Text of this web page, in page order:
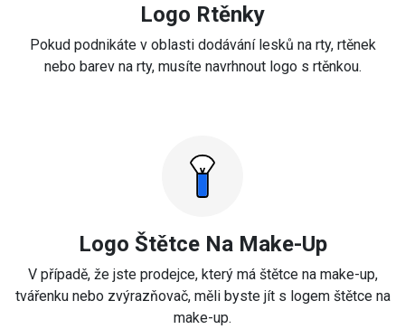
Logo Rtěnky
Pokud podnikáte v oblasti dodávání lesků na rty, rtěnek
nebo barev na rty, musíte navrhnout logo s rtěnkou.
Logo Štětce Na Make-Up
V případě, že jste prodejce, který má štětce na make-up,
tvářenku nebo zvýrazňovač, měli byste jít s logem štětce na
make-up.